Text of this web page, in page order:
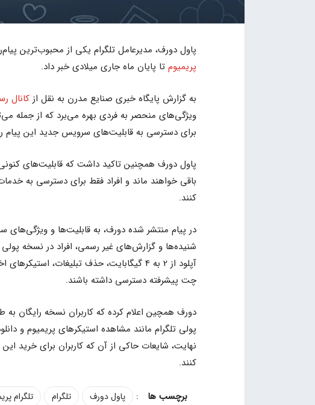
پاول دورف، مدیرعامل تلگرام یکی از محبوب‌ترین
پریمیوم تا پایان ماه جاری میلادی خبر داد.
به گزارش پایگاه خبری صنایع مدرن به نقل از کانال
ویژگی‌‌های منحصر به فردی بهره می‌برد که از جمله
برای دسترسی به قابلیت‌های سرویس جدید این پیام
پاول دورف همچنین تاکید داشت که قابلیت‌های
باقی خواهند ماند و افراد فقط برای دسترسی به
کنند.
در پیام منتشر شده دورف، به قابلیت‌ها و
شنیده‌ها و گزارش‌های غیر رسمی، افراد در نسخه
آپلود از 2 به 4 گیگابایت، حذف تبلیغات،
چت پیشرفته دسترسی داشته باشند.
دورف همچین اعلام کرده که کاربران نسخه رایگان
کنند.
: پاول دورف تلگرام تلگرام